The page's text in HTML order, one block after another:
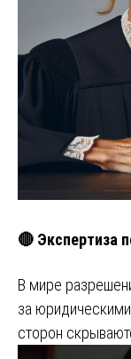
🔴 Экспертиза
В мире
за
сторон